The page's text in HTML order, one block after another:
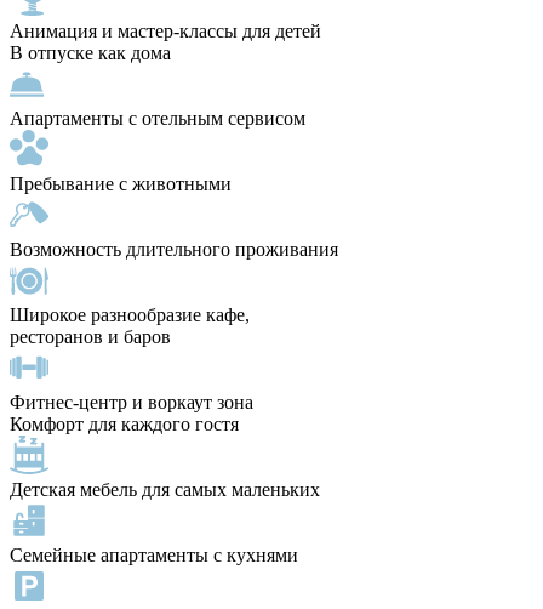
Анимация и мастер-классы для детей
В отпуске как дома
Апартаменты с отельным сервисом
Пребывание с животными
Возможность длительного проживания
Широкое разнообразие кафе,
ресторанов и баров
Фитнес-центр и воркаут зона
Комфорт для каждого гостя
Детская мебель для самых маленьких
Семейные апартаменты с кухнями